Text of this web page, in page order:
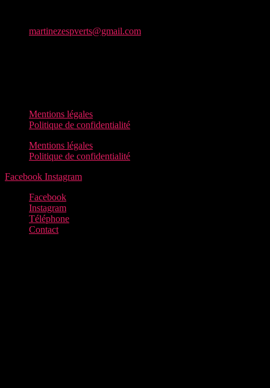
martinezespverts@gmail.com
Mentions légales
Politique de confidentialité
Mentions légales
Politique de confidentialité
Facebook Instagram
Facebook
Instagram
Téléphone
Contact